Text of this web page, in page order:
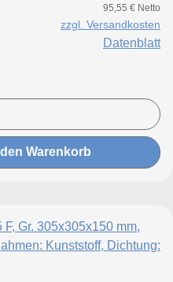
95,55 € Netto
zzgl. Versandkosten
Datenblatt
den Warenkorb